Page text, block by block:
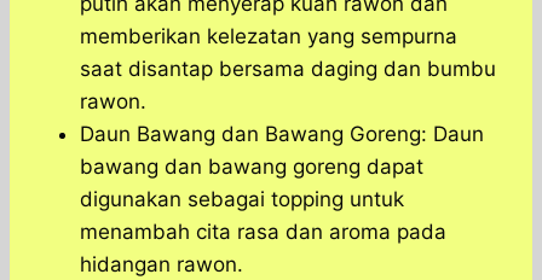
memberikan kelezatan yang sempurna
saat disantap bersama daging dan bumbu
rawon.
Daun Bawang dan Bawang Goreng: Daun
bawang dan bawang goreng dapat
digunakan sebagai topping untuk
menambah cita rasa dan aroma pada
hidangan rawon.